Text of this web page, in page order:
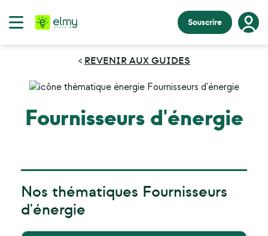
Souscrire
< REVENIR AUX GUIDES
Fournisseurs d'énergie
Nos thématiques Fournisseurs
d'énergie